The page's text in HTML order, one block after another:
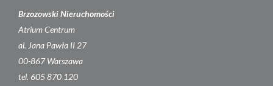
Brzozowski Nieruchomości
Atrium Centrum
al. Jana Pawła II 27
00-867 Warszawa
tel. 605 870 120